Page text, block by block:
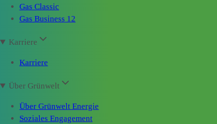
Gas Classic
Gas Business 12
Karriere
Karriere
Über Grünwelt
Über Grünwelt Energie
Soziales Engagement